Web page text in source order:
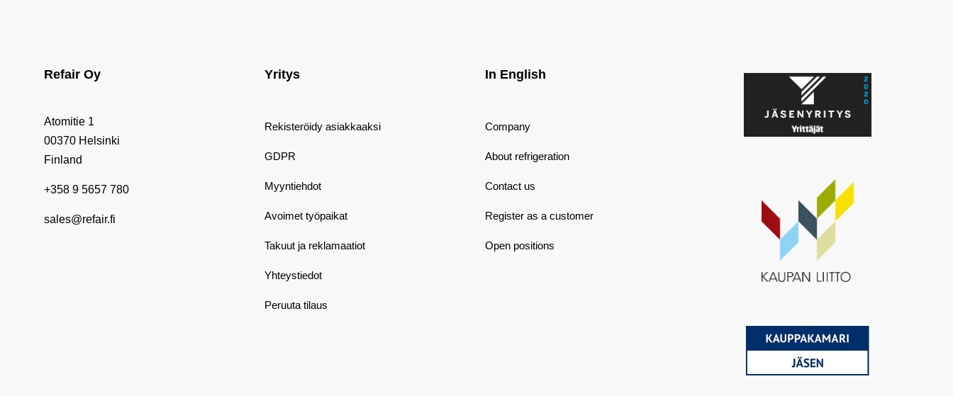
Refair Oy
Atomitie 1
00370 Helsinki
Finland
+358 9 5657 780
sales@refair.fi
Yritys
Rekisteröidy asiakkaaksi
GDPR
Myyntiehdot
Avoimet työpaikat
Takuut ja reklamaatiot
Yhteystiedot
Peruuta tilaus
In English
Company
About refrigeration
Contact us
Register as a customer
Open positions